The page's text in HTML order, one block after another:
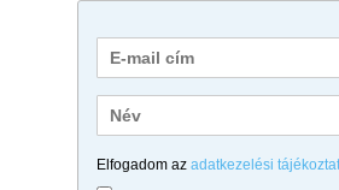
Elfogadom az adatkezelési